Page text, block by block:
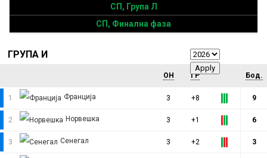
СП, Група Л
СП, Финална фаза
ГРУПА И
ОН ГР Бод.
1 Франција 3 +8 9
2 Норвешка 3 +1 6
3 Сенегал 3 +2 3